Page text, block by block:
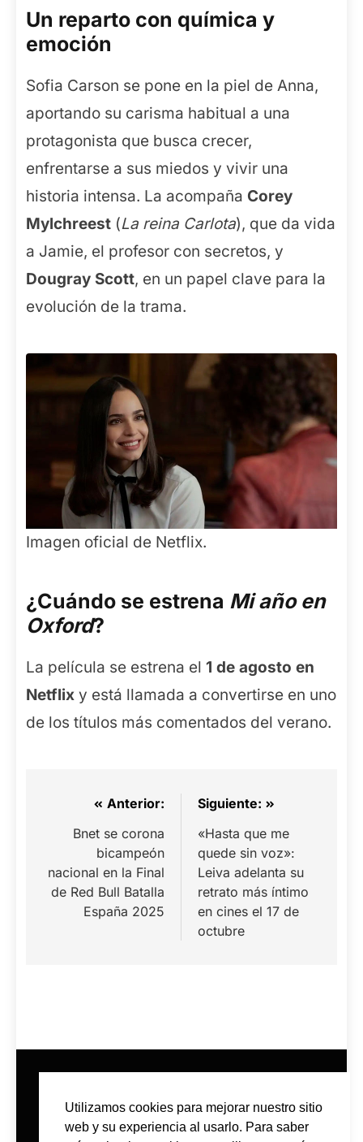
Un reparto con química y
emoción
Sofia Carson se pone en la piel de Anna,
aportando su carisma habitual a una
protagonista que busca crecer,
enfrentarse a sus miedos y vivir una
historia intensa. La acompaña Corey
Mylchreest (La reina Carlota), que da vida
a Jamie, el profesor con secretos, y
Dougray Scott, en un papel clave para la
evolución de la trama.
Imagen oficial de Netflix.
¿Cuándo se estrena Mi año en
Oxford?
La película se estrena el 1 de agosto en
Netflix y está llamada a convertirse en uno
de los títulos más comentados del verano.
Navegación
entradas
Anterior:
Bnet se corona
bicampeón
nacional en la Final
de Red Bull Batalla
España 2025
Siguiente:
«Hasta que me
quede sin voz»:
Leiva adelanta su
retrato más íntimo
en cines el 17 de
octubre
Utilizamos cookies para mejorar nuestro sitio
web y su experiencia al usarlo. Para saber